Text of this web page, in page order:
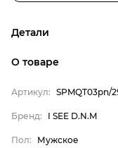
Детали
О товаре
Артикул: SPMQT03pn/
Бренд: I SEE D.N.M
Пол: Мужское